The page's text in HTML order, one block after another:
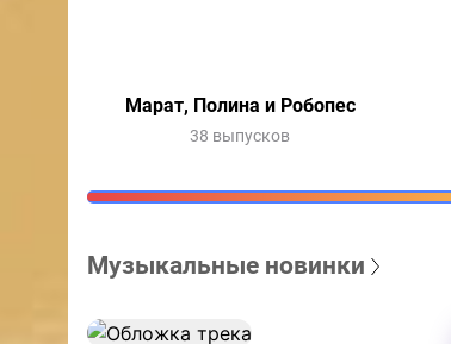
Марат, Полина и Робопес
38 выпусков
Музыкальные новинки